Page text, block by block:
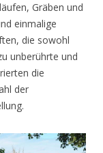
Gräben und
einmalige
die sowohl
unberührte und
die
der